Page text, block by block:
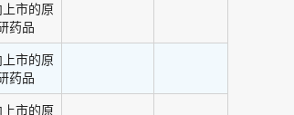
上市的原
药品
上市的原
药品
上市的原